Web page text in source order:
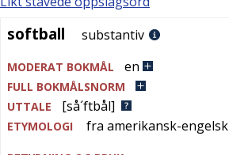
softball
softball substantiv
MODERAT BOKMÅL en
FULL BOKMÅLSNORM
UTTALE
[så´ftbål]
ETYMOLOGI fra amerikansk-engelsk